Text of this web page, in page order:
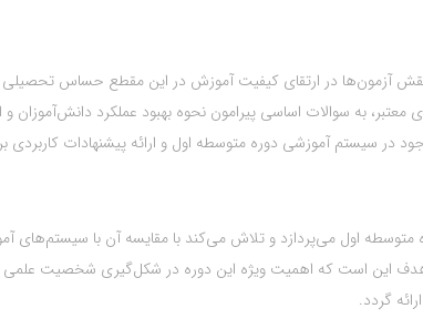
آزمون‌ها در ارتقای کیفیت آموزش در این مقطع حساس
به سوالات اساسی پیرامون نحوه بهبود عملکرد دانش‌آموزان و
در سیستم آموزشی دوره متوسطه اول و ارائه پیشنهادات کاربردی
اول می‌پردازد و تلاش می‌کند با مقایسه آن با سیستم‌های
هدف این است که اهمیت ویژه این دوره در شکل‌گیری شخصیت علمی
گردد.